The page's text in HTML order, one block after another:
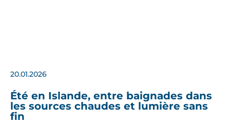
20.01.2026
Été en Islande, entre baignades dans
les sources chaudes et lumière sans
fin